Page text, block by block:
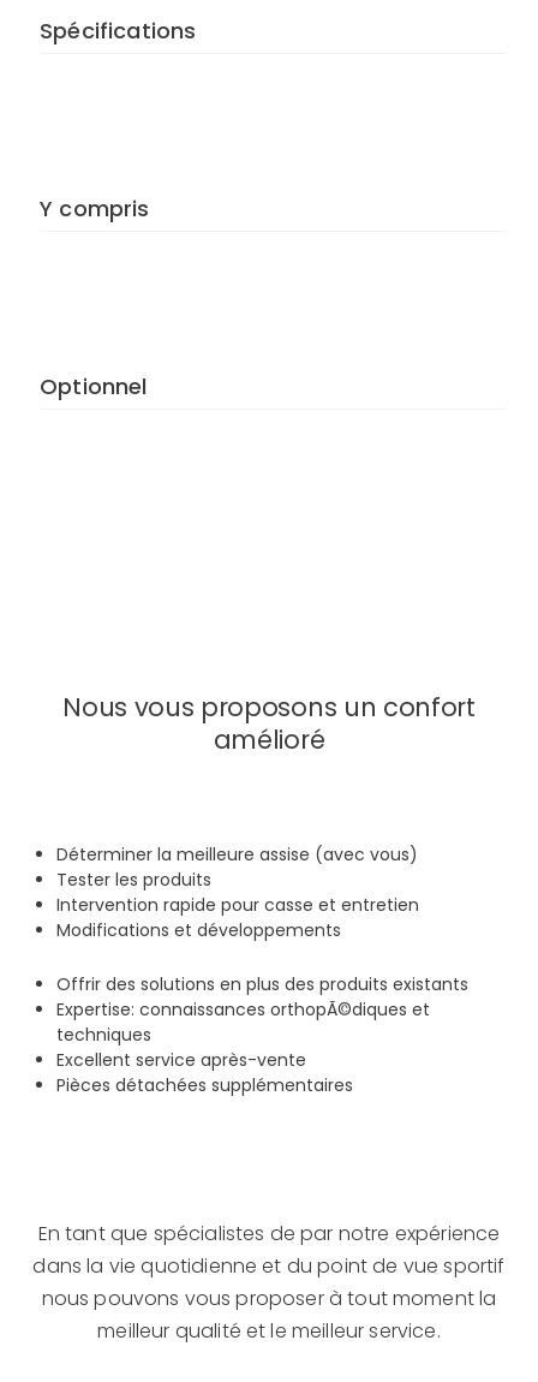
Spécifications
Y compris
Optionnel
Nous vous proposons un confort
amélioré
Déterminer la meilleure assise (avec vous)
Tester les produits
Intervention rapide pour casse et entretien
Modifications et développements
Offrir des solutions en plus des produits existants
Expertise: connaissances orthopÃ©diques et
techniques
Excellent service après-vente
Pièces détachées supplémentaires
En tant que spécialistes de par notre expérience
dans la vie quotidienne et du point de vue sportif
nous pouvons vous proposer à tout moment la
meilleur qualité et le meilleur service.